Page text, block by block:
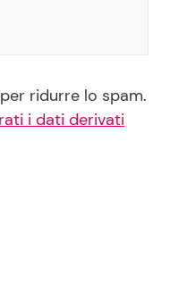
ridurre lo spam.
i dati derivati